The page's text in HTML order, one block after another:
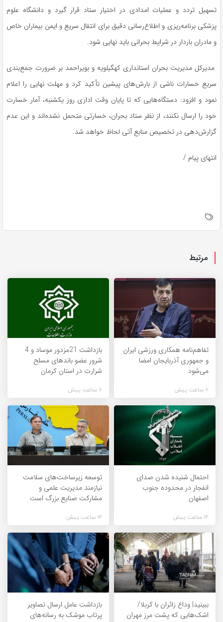
تسهیل تردد و عملیات امدادی در اختیار ستاد قرار گیرد و دانشگاه علوم
پزشکی برنامه‌ریزی و اطلاع‌رسانی دقیق برای انتقال سریع و ایمن بیماران خاص
و مادران باردار در شرایط بحرانی باید نهایی شود.
مدیرکل مدیریت بحران استانداری کهگیلویه و بویراحمد بر ضرورت جمع‌بندی
سریع خسارات ناشی از بارش‌های پیشین تأکید کرد و مهلت نهایی را اعلام
نمود و افزود: دستگاه‌هایی که تا پایان وقت اداری روز یکشنبه، آمار خسارت
خود را ارسال نکنند، از نظر ستاد بحران، خسارتی متحمل نشده‌اند و این عدم
گزارش‌دهی در تخصیص منابع آتی لحاظ خواهد شد.
انتهای پیام /
مرتبط
تفاهم‌نامه همکاری ورزشی ایران
و جمهوری آذربایجان امضا
می‌شود
6 ساعت پیش
بازداشت 21مزدور موساد و 4
شرور عضو باندهای مسلح
شرارت در استان کرمان
6 ساعت پیش
احتمال شنیده شدن صدای
انفجار در محدوده جنوب
اصفهان
12 ساعت پیش
توسعه زیرساخت‌های سلامت
نیازمند مدیریت علمی و
مشارکت صنایع بزرگ است
12 ساعت پیش
ببینید| وداع زائران با کربلا/
اشک‌هایی که پشت مرز مهران
بازداشت عامل ارسال تصاویر
پرتاب موشک به رسانه‌های